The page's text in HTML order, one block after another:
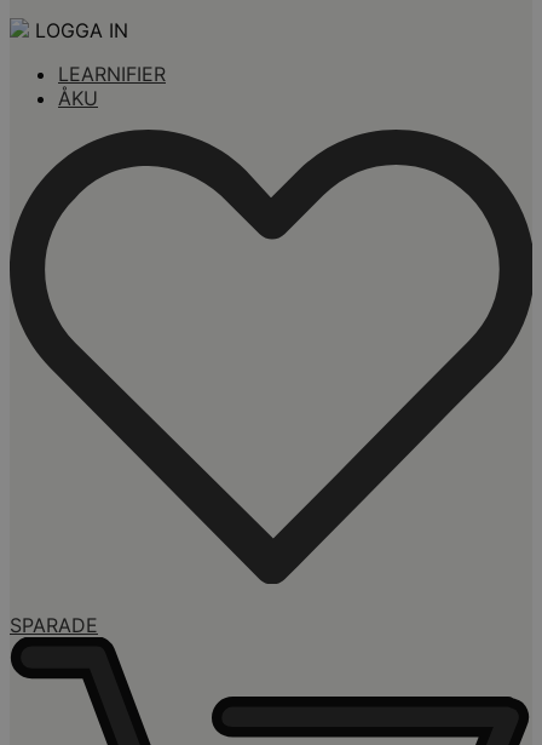
LOGGA IN
LEARNIFIER
ÅKU
SPARADE